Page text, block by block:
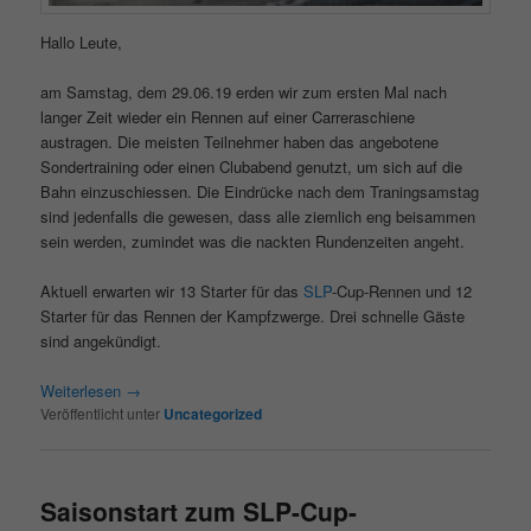
Hallo Leute,
am Samstag, dem 29.06.19 erden wir zum ersten Mal nach
langer Zeit wieder ein Rennen auf einer Carreraschiene
austragen. Die meisten Teilnehmer haben das angebotene
Sondertraining oder einen Clubabend genutzt, um sich auf die
Bahn einzuschiessen. Die Eindrücke nach dem Traningsamstag
sind jedenfalls die gewesen, dass alle ziemlich eng beisammen
sein werden, zumindet was die nackten Rundenzeiten angeht.
Aktuell erwarten wir 13 Starter für das SLP-Cup-Rennen und 12
Starter für das Rennen der Kampfzwerge. Drei schnelle Gäste
sind angekündigt.
Weiterlesen →
Veröffentlicht unter Uncategorized
Saisonstart zum SLP-Cup-